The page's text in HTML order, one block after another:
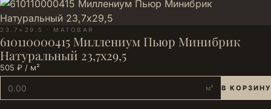
23.7×29.5 · МАТОВАЯ
610110000415 Миллениум Пьюр Минибрик
Натуральный 23,7х29,5
505 ₽ / м²
м² В КОРЗИНУ